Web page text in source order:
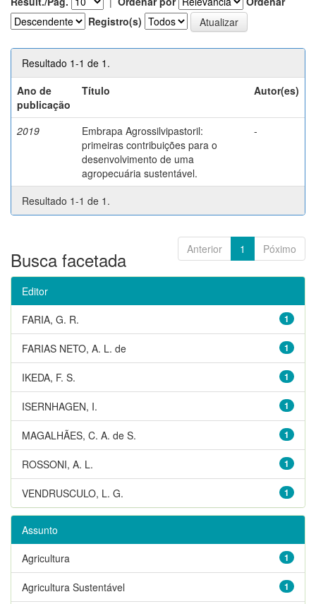
Registro(s)
Resultado 1-1 de 1.
Ano de
publicação
Título Autor(es)
2019
Embrapa Agrossilvipastoril:
primeiras contribuições para o
desenvolvimento de uma
agropecuária sustentável.
-
Resultado 1-1 de 1.
Anterior 1 Póximo
Busca facetada
Editor
1
FARIA, G. R.
1
FARIAS NETO, A. L. de
1
IKEDA, F. S.
1
ISERNHAGEN, I.
1
MAGALHÃES, C. A. de S.
1
ROSSONI, A. L.
1
VENDRUSCULO, L. G.
Assunto
1
Agricultura
1
Agricultura Sustentável